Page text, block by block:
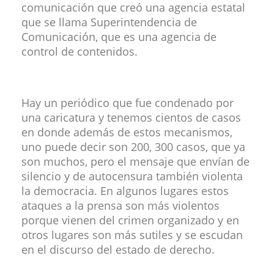
comunicación que creó una agencia estatal
que se llama Superintendencia de
Comunicación, que es una agencia de
control de contenidos.
Hay un periódico que fue condenado por
una caricatura y tenemos cientos de casos
en donde además de estos mecanismos,
uno puede decir son 200, 300 casos, que ya
son muchos, pero el mensaje que envían de
silencio y de autocensura también violenta
la democracia. En algunos lugares estos
ataques a la prensa son más violentos
porque vienen del crimen organizado y en
otros lugares son más sutiles y se escudan
en el discurso del estado de derecho.